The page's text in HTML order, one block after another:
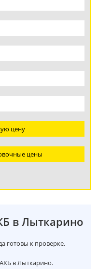
цену
цены
в Лыткарино
готовы к проверке.
в Лыткарино.